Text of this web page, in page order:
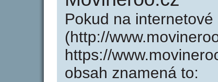
Pokud na
(http://
https://
obsah znamená to: